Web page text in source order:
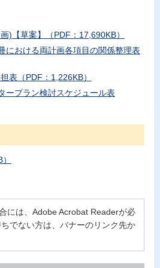
)【草案】（PDF：17,690KB）
における両計画各項目の関係整理表
表（PDF：1,226KB）
ープラン検討スケジュール表
には、Adobe Acrobat Readerが必
でない方は、バナーのリンク先か